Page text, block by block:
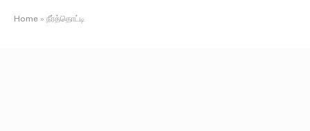
Home » நீர்த்தொட்டி